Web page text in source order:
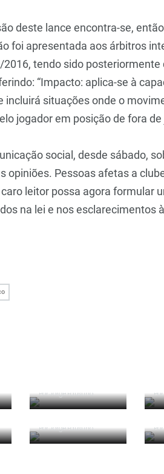
deste lance encontra-se,
foi apresentada aos árbitros
tendo sido
“Impacto: aplica-se à
situações onde o
jogador em posição de fora de
social, desde sábado,
opiniões. Pessoas afetas a
leitor possa agora formular
na lei e nos esclarecimentos
PorJorge Faustino Por
Critério e
PorJorge Faustino Por